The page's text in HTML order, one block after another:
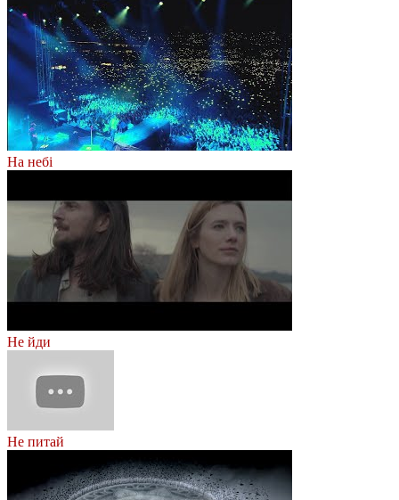
На небі
Не йди
Не питай